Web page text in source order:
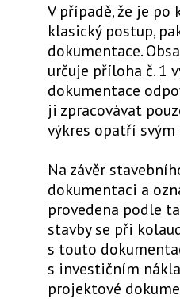
V případě, že je
klasický postup,
dokumentace.
určuje příloha č. 1
dokumentace
ji zpracovávat
výkres opatří
Na závěr
dokumentaci a
provedena podle
stavby se při
s touto
s investičním
projektové